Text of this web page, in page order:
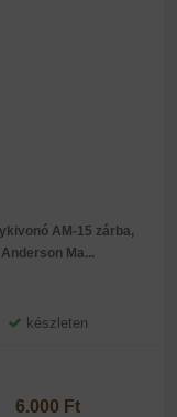
AM-15 zárba,
Anderson Ma...
készleten
6.000 Ft